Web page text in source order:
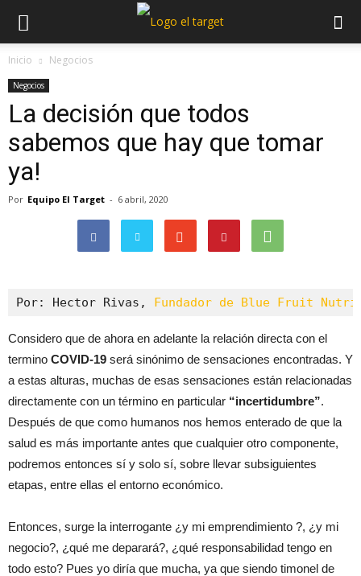
Inicio Negocios
Negocios
La decisión que todos
sabemos que hay que tomar
ya!
Por Equipo El Target - 6 abril, 2020
Por: Hector Rivas, Fundador de Blue Fruit
Considero que de ahora en adelante la relación directa con el
termino COVID-19 será sinónimo de sensaciones encontradas. Y
a estas alturas, muchas de esas sensaciones están relacionadas
directamente con un término en particular “incertidumbre”.
Después de que como humanos nos hemos enterado de que la
salud es más importante antes que cualquier otro componente,
podremos entonces sí y solo sí, sobre llevar subsiguientes
etapas, entre ellas el entorno económico.
Entonces, surge la interrogante ¿y mi emprendimiento ?, ¿y mi
negocio?, ¿qué me deparará?, ¿qué responsabilidad tengo en
todo esto? Pues yo diría que mucha, ya que siendo timonel de